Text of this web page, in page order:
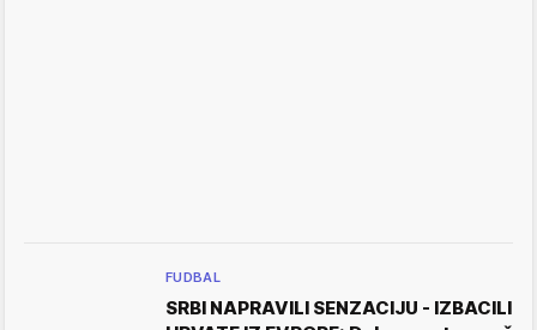
FUDBAL
SRBI NAPRAVILI SENZACIJU - IZBACILI